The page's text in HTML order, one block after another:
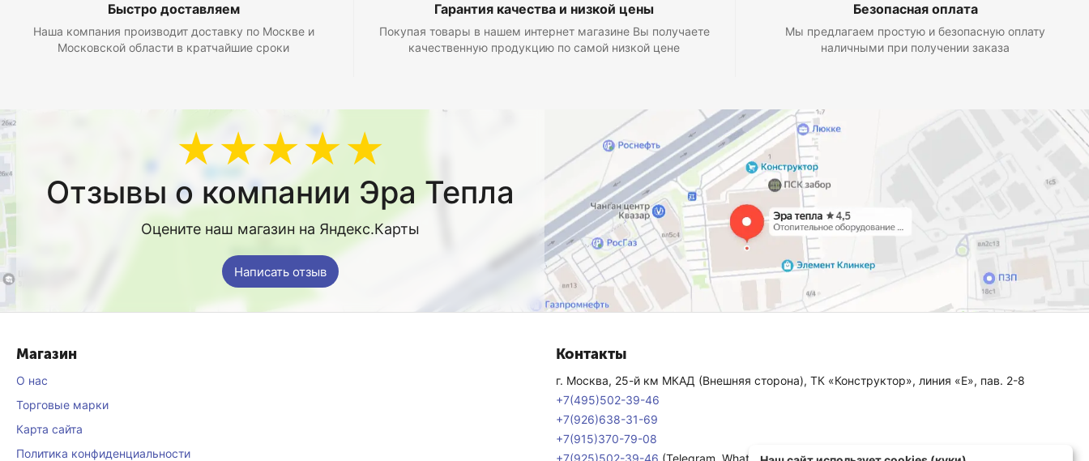
Быстро доставляем
Наша компания производит доставку по Москве и
Московской области в кратчайшие сроки
Гарантия качества и низкой цены
Покупая товары в нашем интернет магазине Вы получаете
качественную продукцию по самой низкой цене
Безопасная оплата
Мы предлагаем простую и безопасную оплату
наличными при получении заказа
★★★★★
Отзывы о компании Эра Тепла
Оцените наш магазин на Яндекс.Карты
Написать отзыв
Магазин
О нас
Торговые марки
Карта сайта
Политика конфиденциальности
Контакты
г. Москва, 25-й км МКАД (Внешняя сторона), ТК «Конструктор», линия «Е», пав. 2-8
+7(495)502-39-46
+7(926)638-31-69
+7(915)370-79-08
+7(925)502-39-46 (Telegram, WhatsApp, MAX)